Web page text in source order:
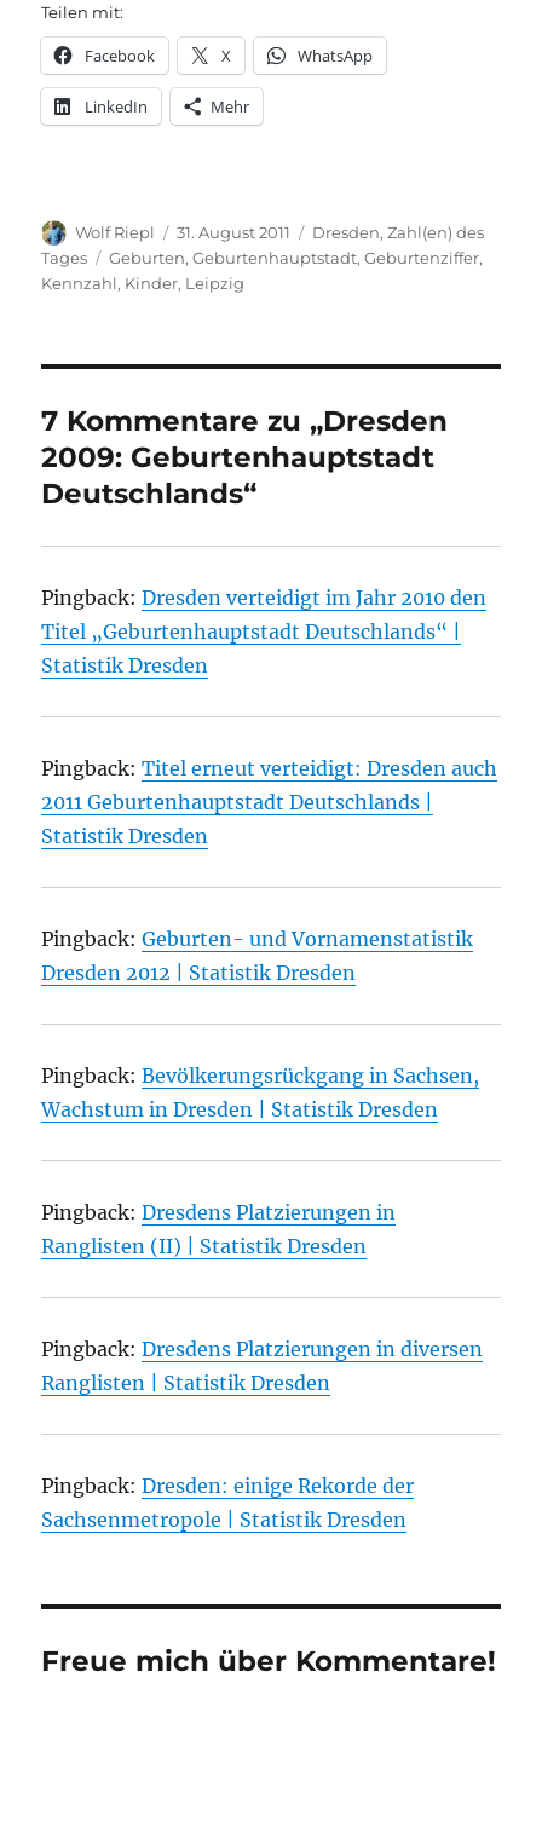
Teilen mit:
Facebook X WhatsApp
LinkedIn Mehr
Autor
Wolf Riepl
Veröffentlicht
am
31. August 2011 Kategorien
Dresden,Zahl(en) des
Tages
Schlagwörter
Geburten,Geburtenhauptstadt,Geburtenziffer,
Kennzahl, Kinder, Leipzig
7 Kommentare zu „Dresden
2009: Geburtenhauptstadt
Deutschlands“
Pingback:Dresden verteidigt im Jahr 2010 den
Titel „Geburtenhauptstadt Deutschlands“ |
Statistik Dresden
Pingback:Titel erneut verteidigt: Dresden auch
2011 Geburtenhauptstadt Deutschlands |
Statistik Dresden
Pingback:Geburten- und Vornamenstatistik
Dresden 2012 | Statistik Dresden
Pingback:Bevölkerungsrückgang in Sachsen,
Wachstum in Dresden | Statistik Dresden
Pingback:Dresdens Platzierungen in
Ranglisten (II) | Statistik Dresden
Pingback:Dresdens Platzierungen in diversen
Ranglisten | Statistik Dresden
Pingback:Dresden: einige Rekorde der
Sachsenmetropole | Statistik Dresden
Freue mich über Kommentare!